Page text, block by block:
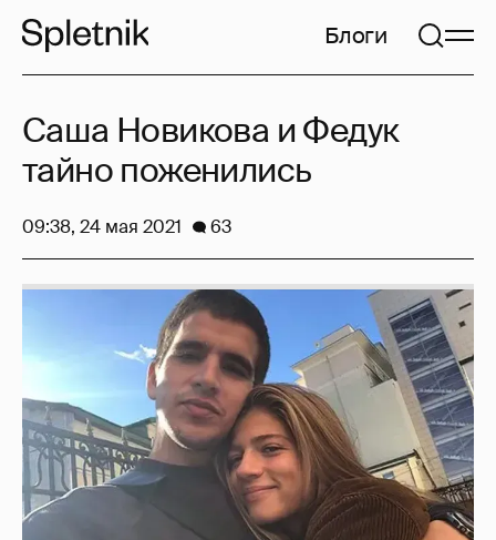
Блоги
Саша Новикова и Федук
тайно поженились
09:38, 24 мая 2021 63